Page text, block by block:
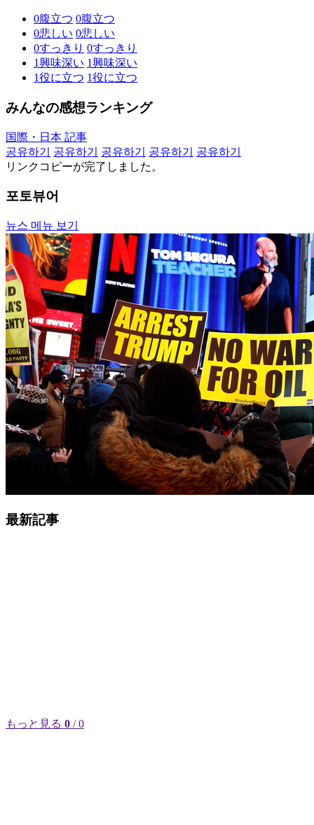
0腹立つ 0腹立つ
0悲しい 0悲しい
0すっきり 0すっきり
1興味深い 1興味深い
1役に立つ 1役に立つ
みんなの感想ランキング
国際・日本 記事
공유하기
공유하기 공유하기 공유하기
공유하기
リンクコピーが完了しました。
포토뷰어
뉴스 메뉴 보기
最新記事
もっと見る 0 / 0